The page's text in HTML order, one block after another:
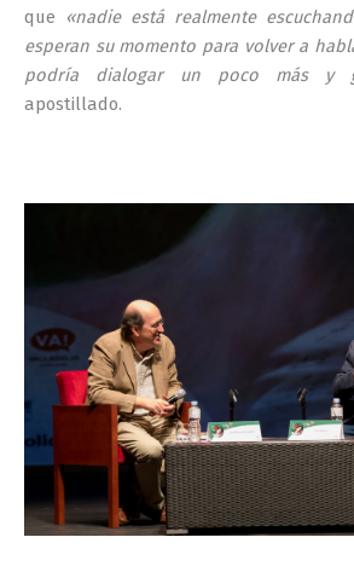
que
«nadie está realmente
esperan su momento para volver a
podría dialogar un poco más y
apostillado.